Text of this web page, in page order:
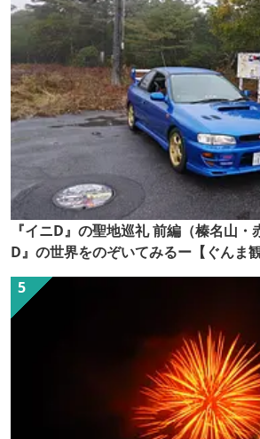
『イニD』の聖地巡礼 前編（榛名山
D』の世界をのぞいてみるー【ぐんま
（ぐん記者）】